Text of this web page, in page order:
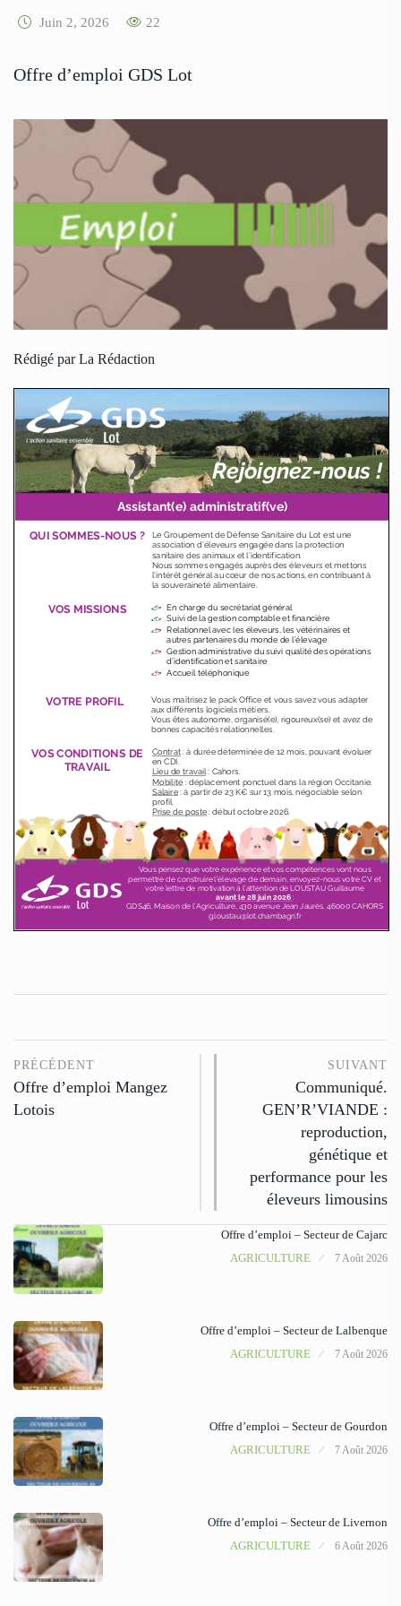
Juin 2, 2026 22
Offre d’emploi GDS Lot
Rédigé par La Rédaction
PRÉCÉDENT
Offre d’emploi Mangez
Lotois
SUIVANT
Communiqué.
GEN’R’VIANDE :
reproduction,
génétique et
performance pour les
éleveurs limousins
Offre d’emploi – Secteur de Cajarc
AGRICULTURE
7 Août 2026
Offre d’emploi – Secteur de Lalbenque
AGRICULTURE
7 Août 2026
Offre d’emploi – Secteur de Gourdon
AGRICULTURE
7 Août 2026
Offre d’emploi – Secteur de Livernon
AGRICULTURE
6 Août 2026